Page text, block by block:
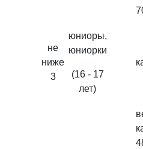
не
ниже
3
юниоры,
юниорки
(16 - 17
лет)